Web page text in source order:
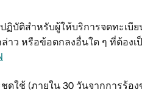
ติสำหรับผู้ให้บริการจดทะเบี
ว หรือข้อตกลงอื่นใด ๆ ที่ต้อง
ช้ (ภายใน 30 วันจากการร้อง